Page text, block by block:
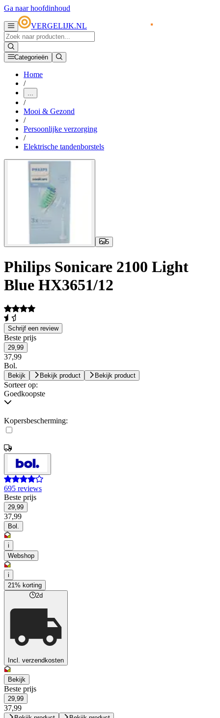
Ga naar hoofdinhoud
VERGELIJK.NL
Categorieën
Home
/
...
/
Mooi & Gezond
/
Persoonlijke verzorging
/
Elektrische tandenborstels
5
Philips Sonicare 2100 Light
Blue HX3651/12
Schrijf een review
Beste prijs
29,99
37,99
Bol.
Bekijk Bekijk product Bekijk product
Sorteer op:
Goedkoopste
Kopersbescherming:
695 reviews
Beste prijs
29,99
37,99
Bol.
i
Webshop
i
21% korting
2d
Incl. verzendkosten
Bekijk
Beste prijs
29,99
37,99